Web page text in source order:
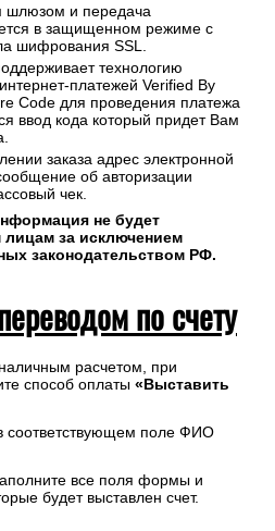
шлюзом и передача
в защищенном режиме с
шифрования SSL.
технологию
платежей Verified By
Code для проведения платежа
ввод кода который придет Вам
заказа адрес электронной
об авторизации
чек.
не будет
лицам за исключением
законодательством РФ.
по счету
расчетом, при
способ оплаты «Выставить
соответствующем поле ФИО
все поля формы и
будет выставлен счет.